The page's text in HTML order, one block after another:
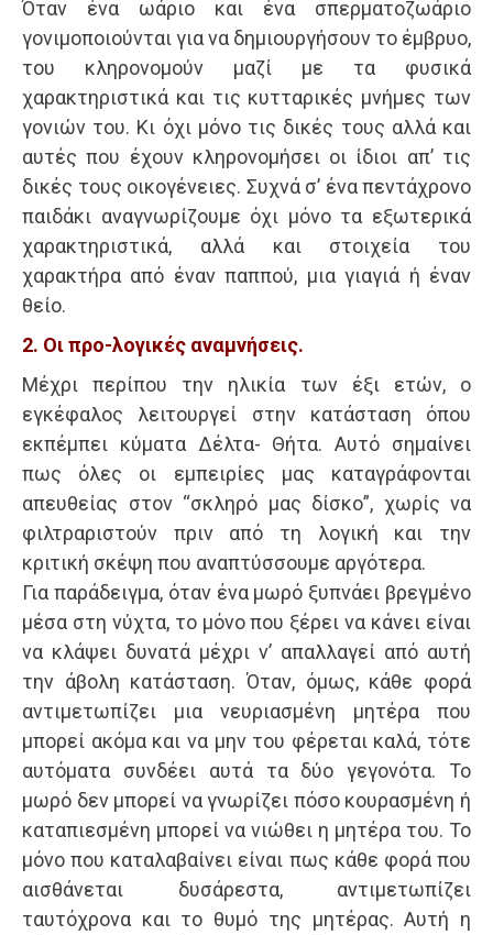
Όταν ένα ωάριο και ένα σπερματοζωάριο
γονιμοποιούνται για να δημιουργήσουν το έμβρυο,
του κληρονομούν μαζί με τα φυσικά
χαρακτηριστικά και τις κυτταρικές μνήμες των
γονιών του. Κι όχι μόνο τις δικές τους αλλά και
αυτές που έχουν κληρονομήσει οι ίδιοι απ’ τις
δικές τους οικογένειες. Συχνά σ’ ένα πεντάχρονο
παιδάκι αναγνωρίζουμε όχι μόνο τα εξωτερικά
χαρακτηριστικά, αλλά και στοιχεία του
χαρακτήρα από έναν παππού, μια γιαγιά ή έναν
θείο.
2. Οι προ-λογικές αναμνήσεις.
Μέχρι περίπου την ηλικία των έξι ετών, ο
εγκέφαλος λειτουργεί στην κατάσταση όπου
εκπέμπει κύματα Δέλτα- Θήτα. Αυτό σημαίνει
πως όλες οι εμπειρίες μας καταγράφονται
απευθείας στον “σκληρό μας δίσκο”, χωρίς να
φιλτραριστούν πριν από τη λογική και την
κριτική σκέψη που αναπτύσσουμε αργότερα.
Για παράδειγμα, όταν ένα μωρό ξυπνάει βρεγμένο
μέσα στη νύχτα, το μόνο που ξέρει να κάνει είναι
να κλάψει δυνατά μέχρι ν’ απαλλαγεί από αυτή
την άβολη κατάσταση. Όταν, όμως, κάθε φορά
αντιμετωπίζει μια νευριασμένη μητέρα που
μπορεί ακόμα και να μην του φέρεται καλά, τότε
αυτόματα συνδέει αυτά τα δύο γεγονότα. Το
μωρό δεν μπορεί να γνωρίζει πόσο κουρασμένη ή
καταπιεσμένη μπορεί να νιώθει η μητέρα του. Το
μόνο που καταλαβαίνει είναι πως κάθε φορά που
αισθάνεται δυσάρεστα, αντιμετωπίζει
ταυτόχρονα και το θυμό της μητέρας. Αυτή η